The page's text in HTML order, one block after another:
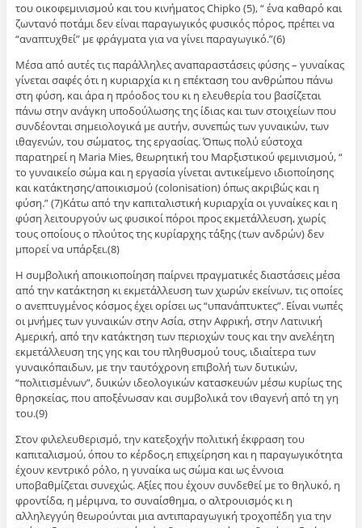
του οικοφεμινισμού και του κινήματος Chipko (5), “ ένα καθαρό και
ζωντανό ποτάμι δεν είναι παραγωγικός φυσικός πόρος, πρέπει να
“αναπτυχθεί” με φράγματα για να γίνει παραγωγικό.”(6)
Μέσα από αυτές τις παράλληλες αναπαραστάσεις φύσης – γυναίκας
γίνεται σαφές ότι η κυριαρχία κι η επέκταση του ανθρώπου πάνω
στη φύση, και άρα η πρόοδος του κι η ελευθερία του βασίζεται
πάνω στην ανάγκη υποδούλωσης της ίδιας και των στοιχείων που
συνδέονται σημειολογικά με αυτήν, συνεπώς των γυναικών, των
ιθαγενών, του σώματος, της εργασίας. Όπως πολύ εύστοχα
παρατηρεί η Maria Mies, θεωρητική του Μαρξιστικού φεμινισμού, “
το γυναικείο σώμα και η εργασία γίνεται αντικείμενο ιδιοποίησης
και κατάκτησης/αποικισμού (colonisation) όπως ακριβώς και η
φύση.” (7)Κάτω από την καπιταλιστική κυριαρχία οι γυναίκες και η
φύση λειτουργούν ως φυσικοί πόροι προς εκμετάλλευση, χωρίς
τους οποίους ο πλούτος της κυρίαρχης τάξης (των ανδρών) δεν
μπορεί να υπάρξει.(8)
Η συμβολική αποικιοποίηση παίρνει πραγματικές διαστάσεις μέσα
από την κατάκτηση κι εκμετάλλευση των χωρών εκείνων, τις οποίες
ο ανεπτυγμένος κόσμος έχει ορίσει ως “υπανάπτυκτες”. Είναι νωπές
οι μνήμες των γυναικών στην Ασία, στην Αφρική, στην Λατινική
Αμερική, από την κατάκτηση των περιοχών τους και την ανελέητη
εκμετάλλευση της γης και του πληθυσμού τους, ιδιαίτερα των
γυναικόπαιδων, με την ταυτόχρονη επιβολή των δυτικών,
“πολιτισμένων”, δυικών ιδεολογικών κατασκευών μέσω κυρίως της
θρησκείας, που αποξένωσαν και συμβολικά τον ιθαγενή από τη γη
του.(9)
Στον φιλελευθερισμό, την κατεξοχήν πολιτική έκφραση του
καπιταλισμού, όπου το κέρδος,η επιχείρηση και η παραγωγικότητα
έχουν κεντρικό ρόλο, η γυναίκα ως σώμα και ως έννοια
υποβαθμίζεται συνεχώς. Αξίες που έχουν συνδεθεί με το θηλυκό, η
φροντίδα, η μέριμνα, το συναίσθημα, ο αλτρουισμός κι η
αλληλεγγύη θεωρούνται μια αντιπαραγωγική τροχοπέδη για την